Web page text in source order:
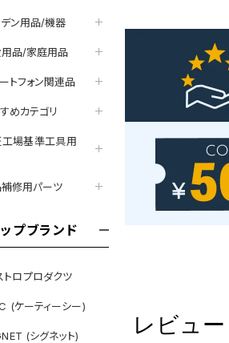
ン用品/機器
用品/家庭用品
トフォン関連品
めカテゴリ
場基準工具用
修用パーツ
プブランド
トロプロダクツ
(ケーティーシー)
(シグネット) レビュー